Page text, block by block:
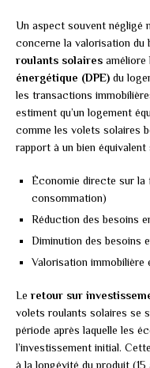
Un aspect souvent négligé
concerne la valorisation du
roulants solaires améliore
énergétique (DPE) du
les transactions
estiment qu’un logement
comme les volets solaires
rapport à un bien
Économie directe sur la
consommation)
Réduction des besoins
Diminution des besoins
Valorisation immobilière
Le retour sur
volets roulants solaires se
période après laquelle les
l’investissement initial.
à la longévité du produit